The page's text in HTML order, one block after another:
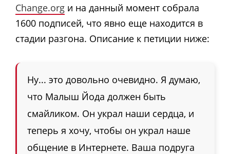
Change.org и на данный момент собрала
1600 подписей, что явно еще находится в
стадии разгона. Описание к петиции ниже:
Ну... это довольно очевидно. Я думаю,
что Малыш Йода должен быть
смайликом. Он украл наши сердца, и
теперь я хочу, чтобы он украл наше
общение в Интернете. Ваша подруга